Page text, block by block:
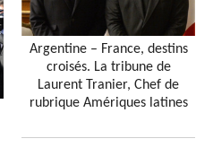
Argentine – France, destins
croisés. La tribune de
Laurent Tranier, Chef de
rubrique Amériques latines